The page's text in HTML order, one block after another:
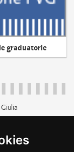
graduatorie